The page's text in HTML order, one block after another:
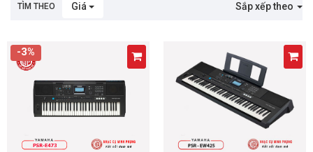
TÌM THEO Giá Sắp xếp theo
-3%